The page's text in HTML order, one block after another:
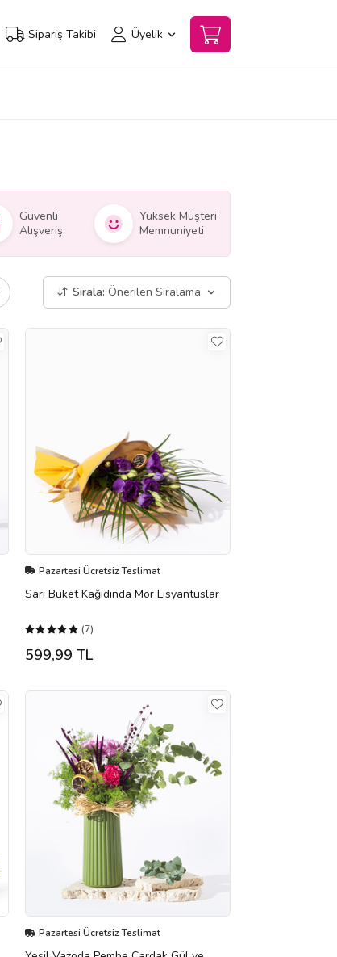
Sipariş Takibi Üyelik
Güvenli
Alışveriş
Yüksek Müşteri
Memnuniyeti
Sırala: Önerilen Sıralama
Pazartesi Ücretsiz Teslimat
Sarı Buket Kağıdında Mor Lisyantuslar
(7)
599,99 TL
Pazartesi Ücretsiz Teslimat